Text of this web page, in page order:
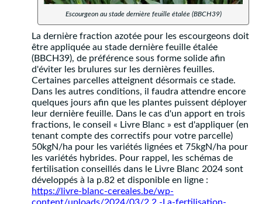
Escourgeon au stade dernière feuille étalée (BBCH39)
La dernière fraction azotée pour les escourgeons doit
être appliquée au stade dernière feuille étalée
(BBCH39), de préférence sous forme solide afin
d'éviter les brulures sur les dernières feuilles.
Certaines parcelles atteignent désormais ce stade.
Dans les autres conditions, il faudra attendre encore
quelques jours afin que les plantes puissent déployer
leur dernière feuille. Dans le cas d'un apport en trois
fractions, le conseil « Livre Blanc » est d'appliquer (en
tenant compte des correctifs pour votre parcelle)
50kgN/ha pour les variétés lignées et 75kgN/ha pour
les variétés hybrides. Pour rappel, les schémas de
fertilisation conseillés dans le Livre Blanc 2024 sont
développés à la p.82 et disponible en ligne :
https://livre-blanc-cereales.be/wp-